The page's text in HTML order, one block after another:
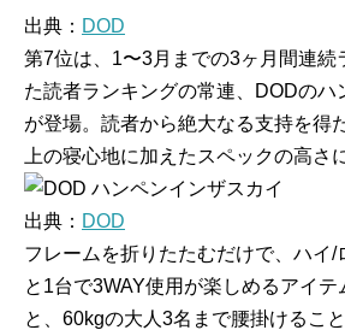
出典： DOD
第7位は、1〜3月までの3ヶ月間連続
た読者ランキングの常連、DODのハ
が登場。読者から絶大なる支持を得
上の寝心地に加えたスペックの高さ
出典： DOD
フレームを折りたたむだけで、ハイ/
と1台で3WAY使用が楽しめるアイ
と、60kgの大人3名まで腰掛けるこ